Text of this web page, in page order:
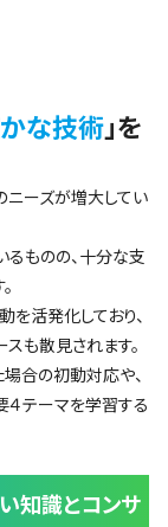
な技術」を
ーズが増大してい
ものの、十分な支
活発化しており、
も散見されます。
合の初動対応や、
テーマを学習する
知識とコンサ